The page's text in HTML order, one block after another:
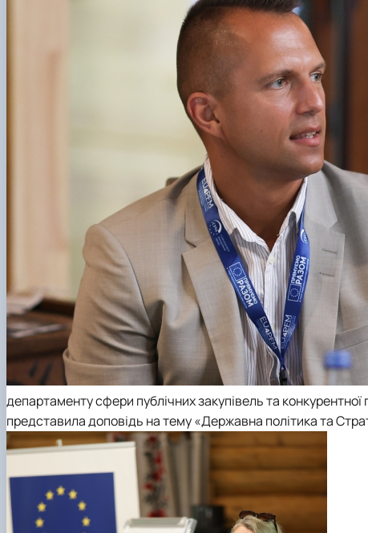
департаменту сфери публічних закупівель та конкурентної
представила доповідь на тему «Державна політика та